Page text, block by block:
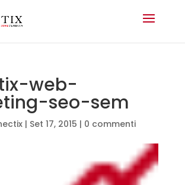
web-
seo-sem
| Set 17, 2015 | 0 commenti